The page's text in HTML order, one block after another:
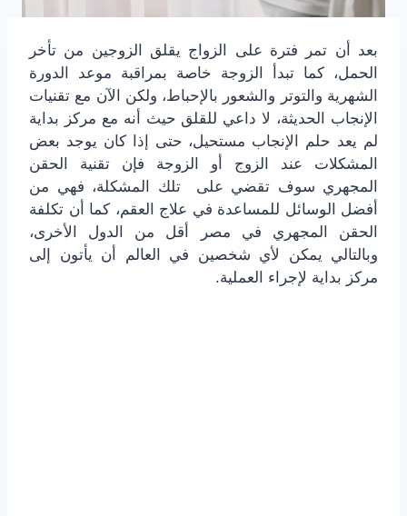
بعد أن تمر فترة على الزواج يقلق الزوجين من تأخر
الحمل، كما تبدأ الزوجة خاصة بمراقبة موعد الدورة
الشهرية والتوتر والشعور بالإحباط، ولكن الآن مع تقنيات
الإنجاب الحديثة، لا داعي للقلق حيث أنه مع مركز بداية
لم يعد حلم الإنجاب مستحيل، حتى إذا كان يوجد بعض
المشكلات عند الزوج أو الزوجة فإن تقنية الحقن
المجهري سوف تقضي على تلك المشكلة، فهي من
أفضل الوسائل للمساعدة في علاج العقم، كما أن تكلفة
الحقن المجهري في مصر أقل من الدول الأخرى،
وبالتالي يمكن لأي شخصين في العالم أن يأتون إلى
مركز بداية لإجراء العملية.